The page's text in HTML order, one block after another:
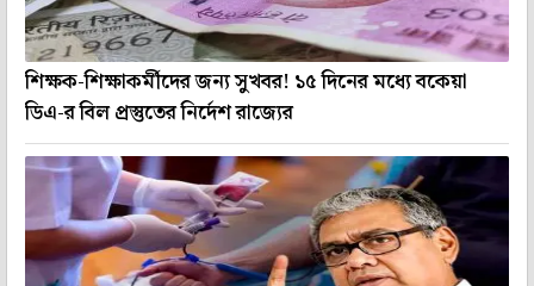
শিক্ষক-শিক্ষাকর্মীদের জন্য সুখবর! ১৫ দিনের মধ্যে বকেয়া
ডিএ-র বিল প্রস্তুতের নির্দেশ রাজ্যের